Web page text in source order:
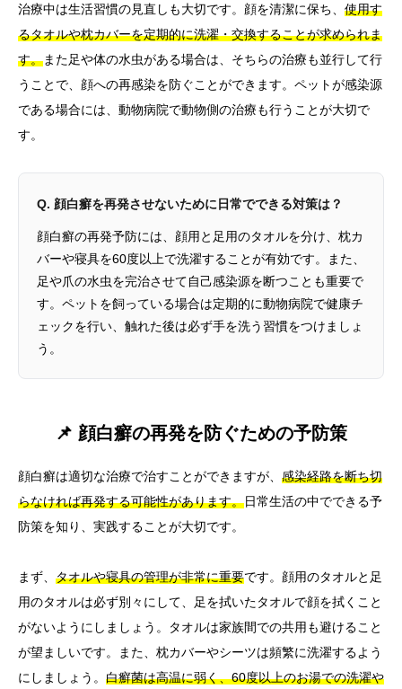
治療中は生活習慣の見直しも大切です。顔を清潔に保ち、 使用す
るタオルや枕カバーを定期的に洗濯・交換することが求められま
す。また足や体の水虫がある場合は、そちらの治療も並行して行
うことで、顔への再感染を防ぐことができます。ペットが感染源
である場合には、動物病院で動物側の治療も行うことが大切で
す。
Q. 顔白癬を再発させないために日常でできる対策は？
顔白癬の再発予防には、顔用と足用のタオルを分け、枕カ
バーや寝具を60度以上で洗濯することが有効です。また、
足や爪の水虫を完治させて自己感染源を断つことも重要で
す。ペットを飼っている場合は定期的に動物病院で健康チ
ェックを行い、触れた後は必ず手を洗う習慣をつけましょ
う。
📌 顔白癬の再発を防ぐための予防策
顔白癬は適切な治療で治すことができますが、 感染経路を断ち切
らなければ再発する可能性があります。日常生活の中でできる予
防策を知り、実践することが大切です。
まず、 タオルや寝具の管理が非常に重要です。顔用のタオルと足
用のタオルは必ず別々にして、足を拭いたタオルで顔を拭くこと
がないようにしましょう。タオルは家族間での共用も避けること
が望ましいです。また、枕カバーやシーツは頻繁に洗濯するよう
にしましょう。 白癬菌は高温に弱く、60度以上のお湯での洗濯や